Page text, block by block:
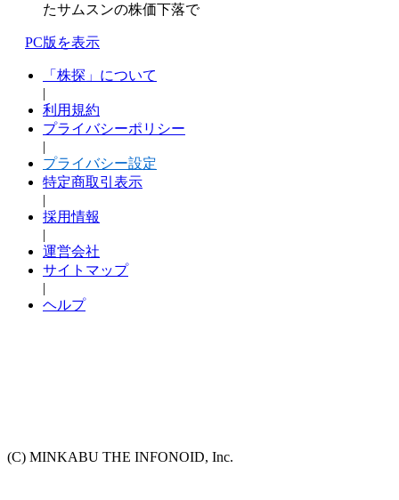
たサムスンの株価下落で
PC版を表示
「株探」について
|
利用規約
プライバシーポリシー
|
プライバシー設定
特定商取引表示
|
採用情報
|
運営会社
サイトマップ
|
ヘルプ
(C) MINKABU THE INFONOID, Inc.